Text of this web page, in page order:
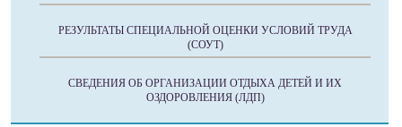
РЕЗУЛЬТАТЫ СПЕЦИАЛЬНОЙ ОЦЕНКИ УСЛОВИЙ ТРУДА
(СОУТ)
СВЕДЕНИЯ ОБ ОРГАНИЗАЦИИ ОТДЫХА ДЕТЕЙ И ИХ
ОЗДОРОВЛЕНИЯ (ЛДП)